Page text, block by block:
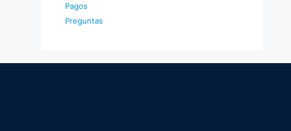
Pagos
Preguntas